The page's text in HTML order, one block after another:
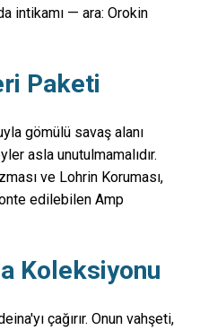
intikamı — ara: Orokin
Paketi
gömülü savaş alanı
asla unutulmamalıdır.
ve Lohrin Koruması,
edilebilen Amp
Koleksiyonu
çağırır. Onun vahşeti,